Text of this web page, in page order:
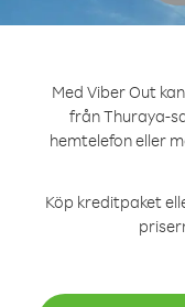
Med Viber Out
från Thuraya-
hemtelefon eller
Köp kreditpaket